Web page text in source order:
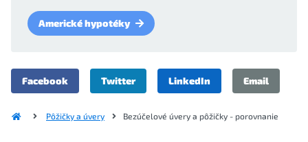
Americké hypotéky
Facebook Twitter LinkedIn Email
Pôžičky a úvery Bezúčelové úvery a pôžičky - porovnanie